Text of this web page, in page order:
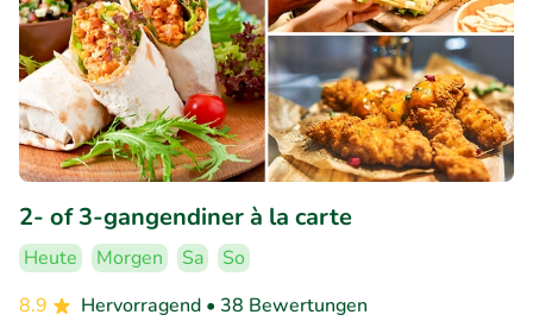
2- of 3-gangendiner à la carte
Heute Morgen Sa
So
8.9
Hervorragend • 38 Bewertungen